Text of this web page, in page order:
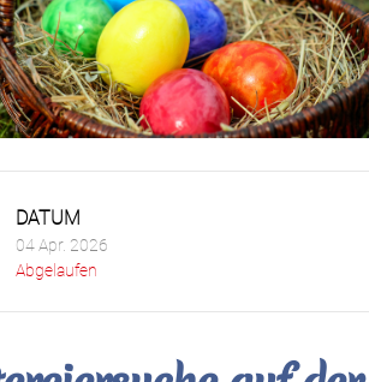
DATUM
04 Apr. 2026
Abgelaufen